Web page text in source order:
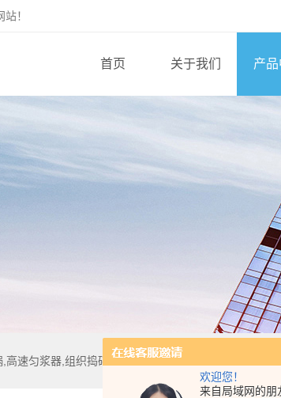
欢迎您！
来自局域网的朋
站！
首页 关于我们 产
速匀浆器,组织捣碎机,数显恒温油浴